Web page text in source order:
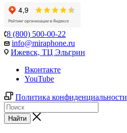
8 (800) 500-00-22
info@miraphone.ru
Ижевск, ТЦ Эльгрин
Вконтакте
YouTube
Политика конфиденциальности
Найти